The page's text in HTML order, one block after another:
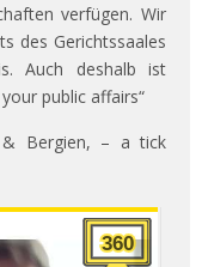
verfügen. Wir
des Gerichtssaales
Auch deshalb ist
public affairs“
& Bergien, – a tick